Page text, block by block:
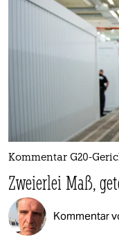
Kommentar G20-
Zweierlei Maß,
Kommentar